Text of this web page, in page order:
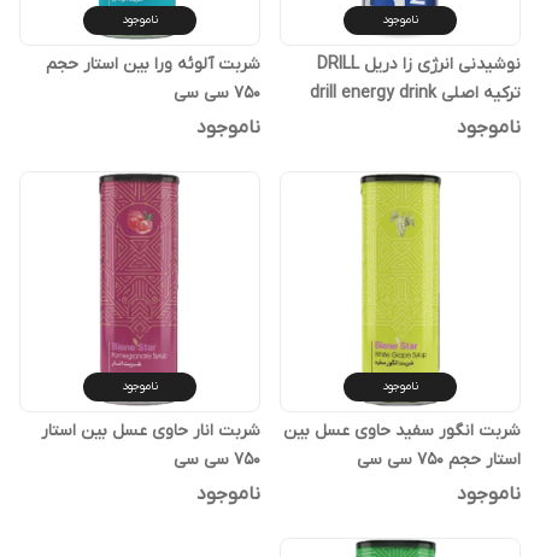
ناموجود
نوشیدنی انرژی زا دریل DRILL
ترکیه اصلی drill energy drink
ناموجود
ناموجود
شربت آلوئه ورا بین استار حجم
750 سی سی
ناموجود
ناموجود
شربت انگور سفید حاوی عسل بین
استار حجم 750 سی سی
ناموجود
ناموجود
شربت انار حاوی عسل بین استار
750 سی سی
ناموجود